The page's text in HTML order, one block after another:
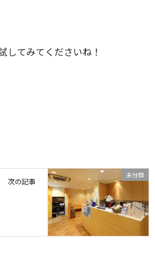
してみてくださいね！
未分類
次の記事